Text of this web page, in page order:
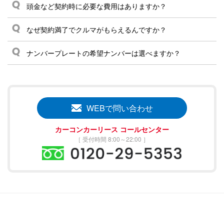
頭金など契約時に必要な費用はありますか？
なぜ契約満了でクルマがもらえるんですか？
ナンバープレートの希望ナンバーは選べますか？
WEBで問い合わせ
カーコンカーリース コールセンター
［ 受付時間 8:00～22:00 ］